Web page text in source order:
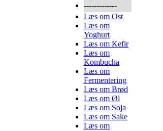
-------------
Læs om Ost
Læs om
Yoghurt
Læs om Kefir
Læs om
Kombucha
Læs om
Fermentering
Læs om Brød
Læs om Øl
Læs om Soja
Læs om Sake
Læs om